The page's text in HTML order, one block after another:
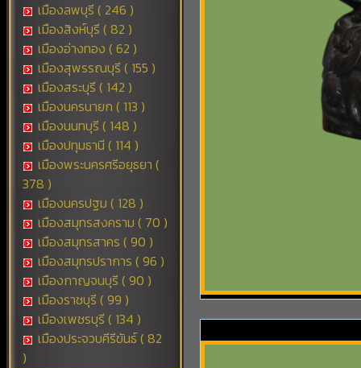
เมืองลพบุรี ( 246 )
เมืองสิงห์บุรี ( 82 )
เมืองอ่างทอง ( 62 )
เมืองสุพรรณบุรี ( 155 )
เมืองสระบุรี ( 142 )
เมืองนครนายก ( 113 )
เมืองนนทบุรี ( 148 )
เมืองปทุมธานี ( 114 )
เมืองพระนครศรีอยุธยา (
378 )
เมืองนครปฐม ( 128 )
เมืองสมุทรสงคราม ( 70 )
เมืองสมุทรสาคร ( 90 )
เมืองสมุทรปราการ ( 96 )
เมืองกาญจนบุรี ( 90 )
เมืองราชบุรี ( 99 )
เมืองเพชรบุรี ( 134 )
เมืองประจวบคีรีขันธ์ ( 82
)